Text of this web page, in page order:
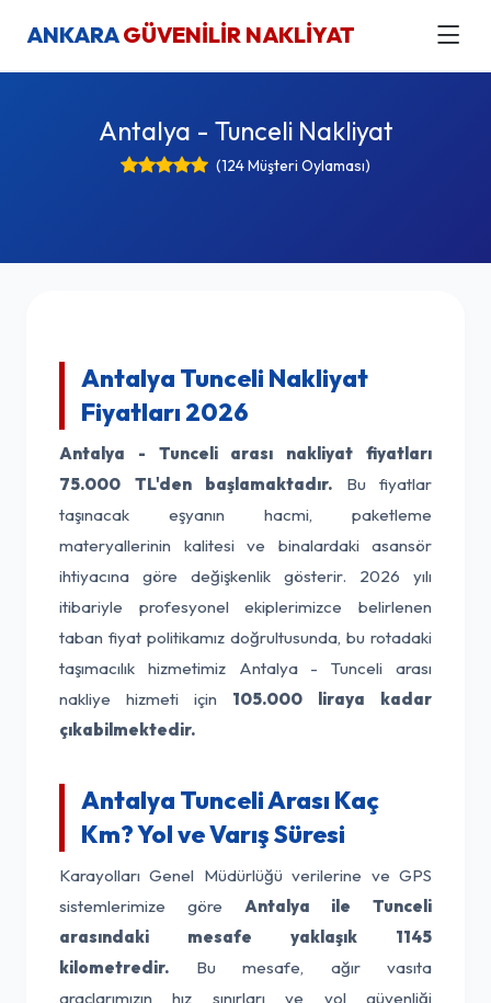
ANKARAGÜVENİLİR NAKLİYAT
Antalya - Tunceli Nakliyat
(124 Müşteri Oylaması)
Antalya Tunceli Nakliyat
Fiyatları 2026
Antalya - Tunceli arası nakliyat fiyatları
75.000 TL'den başlamaktadır. Bu fiyatlar
taşınacak eşyanın hacmi, paketleme
materyallerinin kalitesi ve binalardaki asansör
ihtiyacına göre değişkenlik gösterir. 2026 yılı
itibariyle profesyonel ekiplerimizce belirlenen
taban fiyat politikamız doğrultusunda, bu rotadaki
taşımacılık hizmetimiz Antalya - Tunceli arası
nakliye hizmeti için 105.000 liraya kadar
çıkabilmektedir.
Antalya Tunceli Arası Kaç
Km? Yol ve Varış Süresi
Karayolları Genel Müdürlüğü verilerine ve GPS
sistemlerimize göre Antalya ile Tunceli
arasındaki mesafe yaklaşık 1145
kilometredir. Bu mesafe, ağır vasıta
araçlarımızın hız sınırları ve yol güvenliği